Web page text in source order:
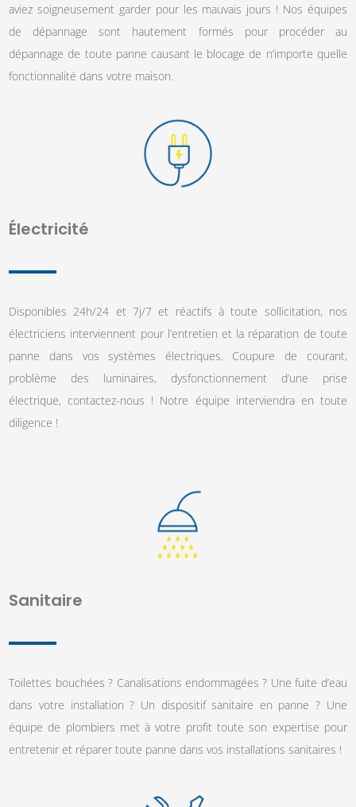
aviez soigneusement garder pour les mauvais jours ! Nos équipes
de dépannage sont hautement formés pour procéder au
dépannage de toute panne causant le blocage de n’importe quelle
fonctionnalité dans votre maison.
Électricité
Disponibles 24h/24 et 7j/7 et réactifs à toute sollicitation, nos
électriciens interviennent pour l’entretien et la réparation de toute
panne dans vos systèmes électriques. Coupure de courant,
problème des luminaires, dysfonctionnement d’une prise
électrique, contactez-nous ! Notre équipe interviendra en toute
diligence !
Sanitaire
Toilettes bouchées ? Canalisations endommagées ? Une fuite d’eau
dans votre installation ? Un dispositif sanitaire en panne ? Une
équipe de plombiers met à votre profit toute son expertise pour
entretenir et réparer toute panne dans vos installations sanitaires !